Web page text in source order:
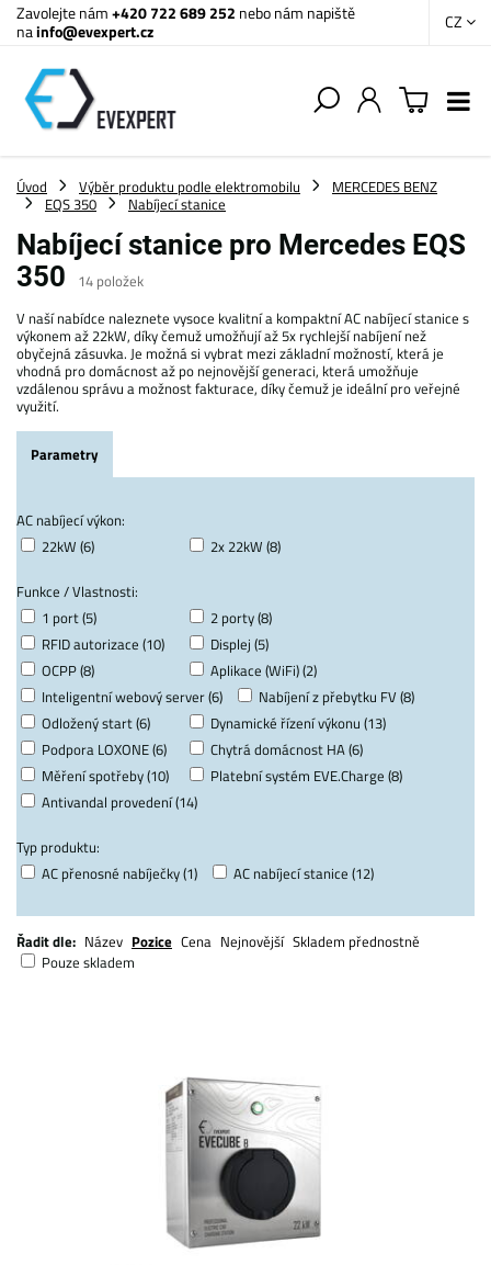
Zavolejte nám+420 722 689 252 nebo nám napiště
nainfo@evexpert.cz CZ
Úvod Výběr produktu podle elektromobilu
MERCEDES BENZ
EQS 350
Nabíjecí stanice
Nabíjecí stanice pro Mercedes EQS
350
14 položek
V naší nabídce naleznete vysoce kvalitní a kompaktní AC nabíjecí stanice s
výkonem až 22kW, díky čemuž umožňují až 5x rychlejší nabíjení než
obyčejná zásuvka. Je možná si vybrat mezi základní možností, která je
vhodná pro domácnost až po nejnovější generaci, která umožňuje
vzdálenou správu a možnost fakturace, díky čemuž je ideální pro veřejné
využití.
Parametry
AC nabíjecí výkon:
22kW (6)
2x 22kW (8)
Funkce / Vlastnosti:
1 port (5)
2 porty (8)
RFID autorizace (10)
Displej (5)
OCPP (8)
Aplikace (WiFi) (2)
Inteligentní webový server (6)
Nabíjení z přebytku FV (8)
Odložený start (6)
Dynamické řízení výkonu (13)
Podpora LOXONE (6)
Chytrá domácnost HA (6)
Měření spotřeby (10)
Platební systém EVE.Charge (8)
Antivandal provedení (14)
Typ produktu:
AC přenosné nabíječky (1)
AC nabíjecí stanice (12)
Řadit dle: Název Pozice Cena Nejnovější Skladem přednostně
Pouze skladem